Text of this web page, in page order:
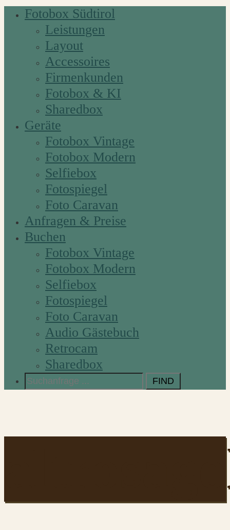
Fotobox Südtirol
Leistungen
Layout
Accessoires
Firmenkunden
Fotobox & KI
Sharedbox
Geräte
Fotobox Vintage
Fotobox Modern
Selfiebox
Fotospiegel
Foto Caravan
Anfragen & Preise
Buchen
Fotobox Vintage
Fotobox Modern
Selfiebox
Fotospiegel
Foto Caravan
Audio Gästebuch
Retrocam
Sharedbox
Search
for: